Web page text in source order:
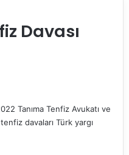
Davası
Tanıma Tenfiz Avukatı ve
davaları Türk yargı